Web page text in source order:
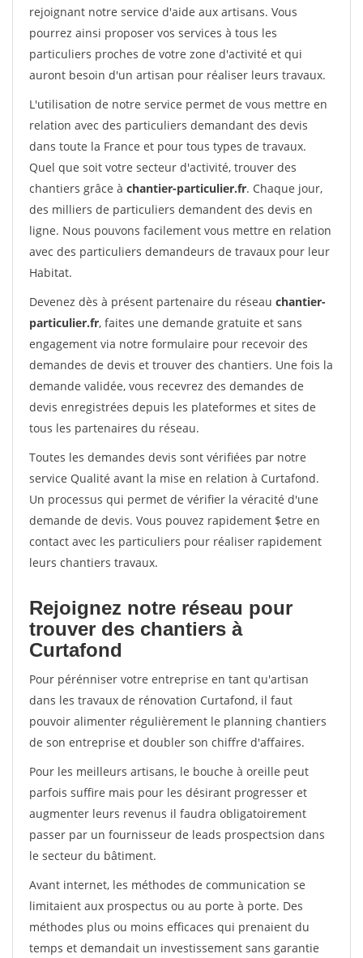
rejoignant notre service d'aide aux artisans. Vous
pourrez ainsi proposer vos services à tous les
particuliers proches de votre zone d'activité et qui
auront besoin d'un artisan pour réaliser leurs travaux.
L'utilisation de notre service permet de vous mettre en
relation avec des particuliers demandant des devis
dans toute la France et pour tous types de travaux.
Quel que soit votre secteur d'activité, trouver des
chantiers grâce à chantier-particulier.fr. Chaque jour,
des milliers de particuliers demandent des devis en
ligne. Nous pouvons facilement vous mettre en relation
avec des particuliers demandeurs de travaux pour leur
Habitat.
Devenez dès à présent partenaire du réseau chantier-
particulier.fr, faites une demande gratuite et sans
engagement via notre formulaire pour recevoir des
demandes de devis et trouver des chantiers. Une fois la
demande validée, vous recevrez des demandes de
devis enregistrées depuis les plateformes et sites de
tous les partenaires du réseau.
Toutes les demandes devis sont vérifiées par notre
service Qualité avant la mise en relation à Curtafond.
Un processus qui permet de vérifier la véracité d'une
demande de devis. Vous pouvez rapidement $etre en
contact avec les particuliers pour réaliser rapidement
leurs chantiers travaux.
Rejoignez notre réseau pour
trouver des chantiers à
Curtafond
Pour pérénniser votre entreprise en tant qu'artisan
dans les travaux de rénovation Curtafond, il faut
pouvoir alimenter régulièrement le planning chantiers
de son entreprise et doubler son chiffre d'affaires.
Pour les meilleurs artisans, le bouche à oreille peut
parfois suffire mais pour les désirant progresser et
augmenter leurs revenus il faudra obligatoirement
passer par un fournisseur de leads prospectsion dans
le secteur du bâtiment.
Avant internet, les méthodes de communication se
limitaient aux prospectus ou au porte à porte. Des
méthodes plus ou moins efficaces qui prenaient du
temps et demandait un investissement sans garantie